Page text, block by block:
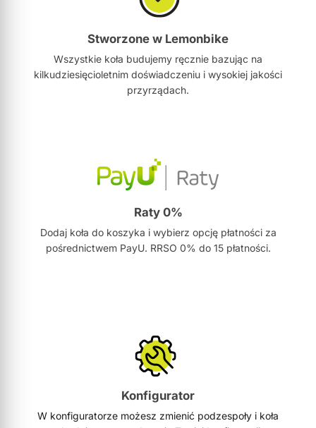
Stworzone w Lemonbike
Wszystkie koła budujemy ręcznie bazując na
kilkudziesięcioletnim doświadczeniu i wysokiej jakości
przyrządach.
Raty 0%
Dodaj koła do koszyka i wybierz opcję płatności za
pośrednictwem PayU. RRSO 0% do 15 płatności.
Konfigurator
W konfiguratorze możesz zmienić podzespoły i koła